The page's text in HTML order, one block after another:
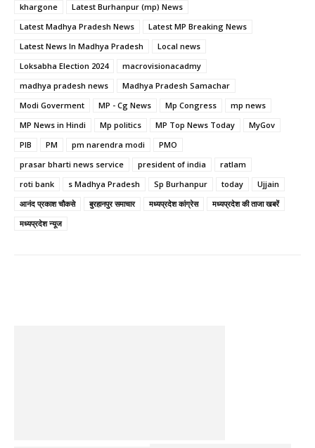
khargone
Latest Burhanpur (mp) News
Latest Madhya Pradesh News
Latest MP Breaking News
Latest News In Madhya Pradesh
Local news
Loksabha Election 2024
macrovisionacadmy
madhya pradesh news
Madhya Pradesh Samachar
Modi Goverment
MP - Cg News Mp Congress
mp news
MP News in Hindi
Mp politics MP Top News Today
MyGov
PIB
PM pm narendra modi
PMO
prasar bharti news service
president of india
ratlam
roti bank
s Madhya Pradesh Sp Burhanpur today
Ujjain
आनंद प्रकाश चौकसे
बुरहानपुर समाचार मध्यप्रदेश कांग्रेस
मध्यप्रदेश की ताजा खबरें
मध्यप्रदेश न्यूज